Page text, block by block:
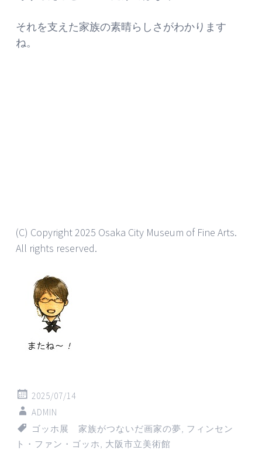
それを支えた家族の素晴らしさがわかります
ね。
(C) Copyright 2025 Osaka City Museum of Fine Arts.
All rights reserved.
2025/07/14
ADMIN
ゴッホ展 家族がつないだ画家の夢
フィンセン
ト・ファン・ゴッホ
大阪市立美術館